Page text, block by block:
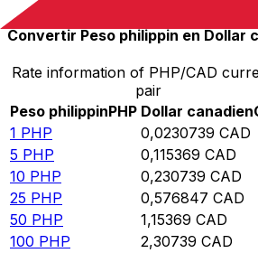
Convertir Peso philippin en Dollar
Rate information of PHP/CAD
pair
Peso philippinPHP Dollar canadien
1 PHP 0,0230739 CAD
5 PHP 0,115369 CAD
10 PHP 0,230739 CAD
25 PHP 0,576847 CAD
50 PHP 1,15369 CAD
100 PHP 2,30739 CAD